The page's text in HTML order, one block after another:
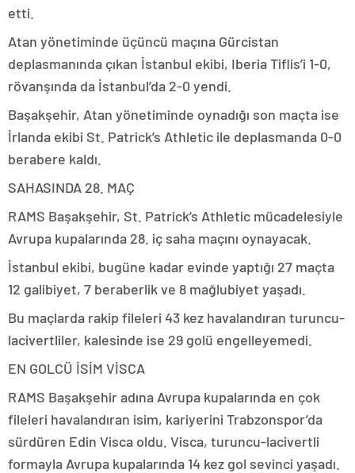
etti.
Atan yönetiminde üçüncü maçına Gürcistan
deplasmanında çıkan İstanbul ekibi, Iberia Tiflis’i 1-0,
rövanşında da İstanbul’da 2-0 yendi.
Başakşehir, Atan yönetiminde oynadığı son maçta ise
İrlanda ekibi St. Patrick’s Athletic ile deplasmanda 0-0
berabere kaldı.
SAHASINDA 28. MAÇ
RAMS Başakşehir, St. Patrick’s Athletic mücadelesiyle
Avrupa kupalarında 28. iç saha maçını oynayacak.
İstanbul ekibi, bugüne kadar evinde yaptığı 27 maçta
12 galibiyet, 7 beraberlik ve 8 mağlubiyet yaşadı.
Bu maçlarda rakip fileleri 43 kez havalandıran turuncu-
lacivertliler, kalesinde ise 29 golü engelleyemedi.​​​​​​​
EN GOLCÜ İSİM VİSCA
RAMS Başakşehir adına Avrupa kupalarında en çok
fileleri havalandıran isim, kariyerini Trabzonspor’da
sürdüren Edin Visca oldu. Visca, turuncu-lacivertli
formayla Avrupa kupalarında 14 kez gol sevinci yaşadı.